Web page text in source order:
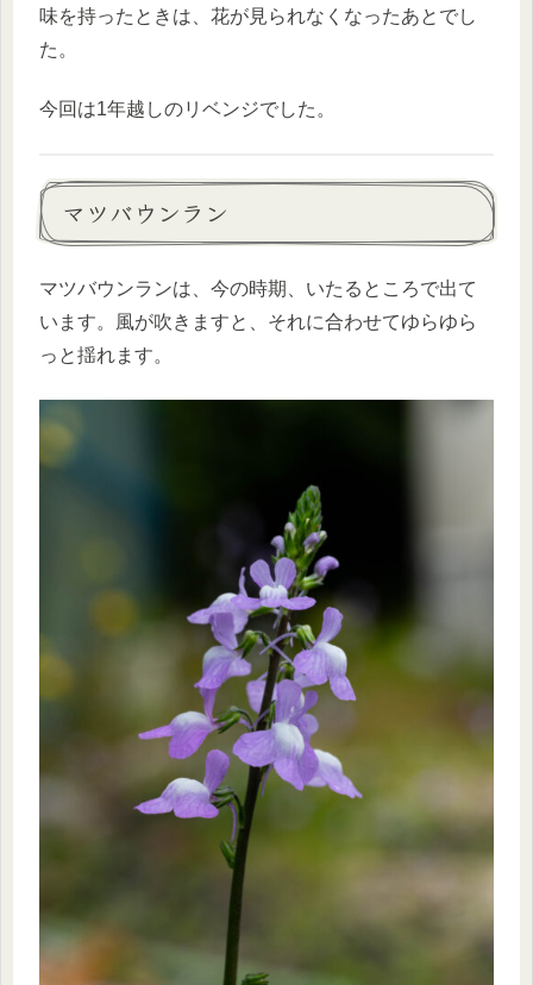
味を持ったときは、花が見られなくなったあとでし
た。
今回は1年越しのリベンジでした。
マツバウンラン
マツバウンランは、今の時期、いたるところで出て
います。風が吹きますと、それに合わせてゆらゆら
っと揺れます。